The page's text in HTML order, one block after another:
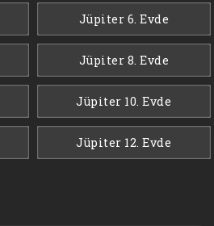
Jüpiter 6. Evde
Jüpiter 8. Evde
Jüpiter 10. Evde
Jüpiter 12. Evde